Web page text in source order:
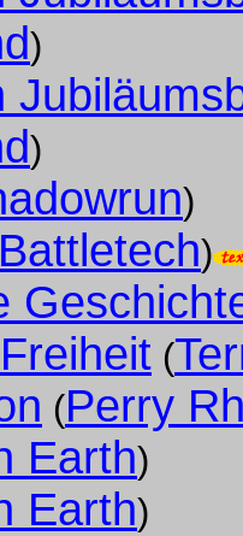
)
)
)
Battletech)
(
(Perry
Earth)
Earth)